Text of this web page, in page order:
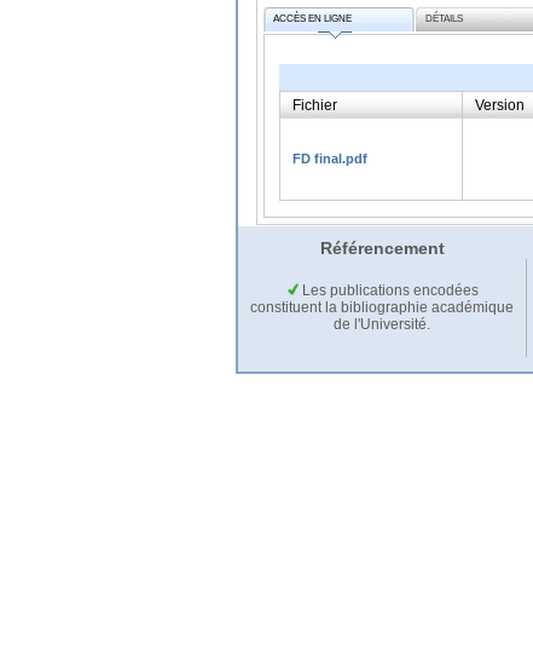
ACCÈS EN LIGNE DÉTAILS
Fichier Version
FD final.pdf
Référencement
Les publications encodées
constituent la bibliographie académique
de l'Université.